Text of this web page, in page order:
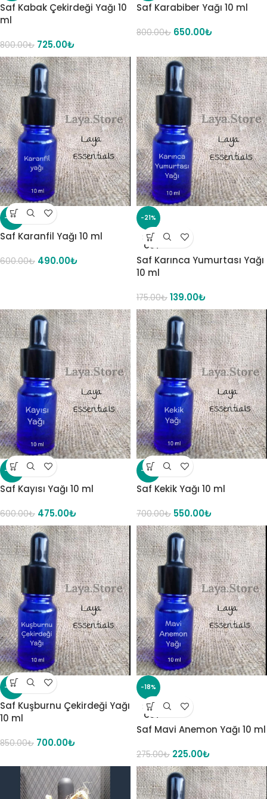
Saf Kabak Çekirdeği Yağı 10
ml
800.00₺ 725.00₺
Saf Karabiber Yağı 10 ml
800.00₺ 650.00₺
-18%
Saf Karanfil Yağı 10 ml
600.00₺ 490.00₺
-21%
SOLD
OUT
Saf Karınca Yumurtası Yağı
10 ml
175.00₺ 139.00₺
-21%
Saf Kayısı Yağı 10 ml
600.00₺ 475.00₺
-21%
Saf Kekik Yağı 10 ml
700.00₺ 550.00₺
-18%
Saf Kuşburnu Çekirdeği Yağı
10 ml
850.00₺ 700.00₺
-18%
SOLD
OUT
Saf Mavi Anemon Yağı 10 ml
275.00₺ 225.00₺